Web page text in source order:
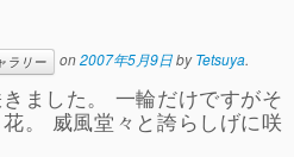
ラリー on2007年5月9日byTetsuya.
ました。 一輪だけですがそ
。 威風堂々と誇らしげに咲